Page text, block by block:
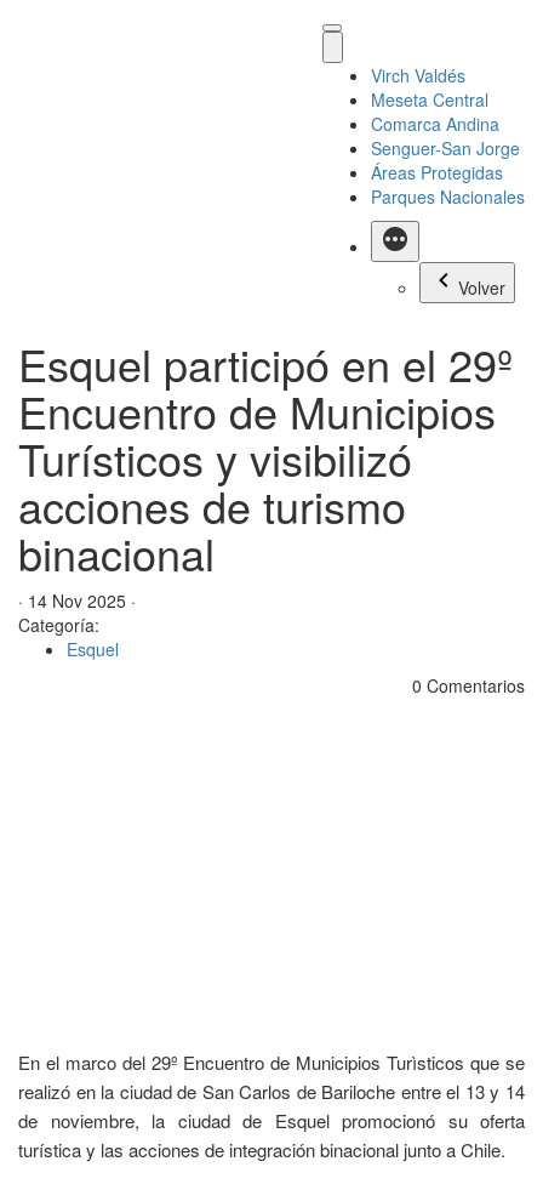
Virch Valdés
Meseta Central
Comarca Andina
Senguer-San Jorge
Áreas Protegidas
Parques Nacionales
Más
Volver
Esquel participó en el 29º
Encuentro de Municipios
Turísticos y visibilizó
acciones de turismo
binacional
· 14 Nov 2025 ·
Categoría:
Esquel
0 Comentarios
En el marco del 29º Encuentro de Municipios Turìsticos que se
realizó en la ciudad de San Carlos de Bariloche entre el 13 y 14
de noviembre, la ciudad de Esquel promocionó su oferta
turística y las acciones de integración binacional junto a Chile.